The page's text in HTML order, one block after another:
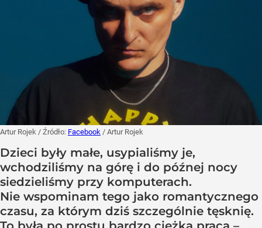
Artur Rojek / Źródło: Facebook / Artur Rojek
Dzieci były małe, usypialiśmy je,
wchodziliśmy na górę i do późnej nocy
siedzieliśmy przy komputerach.
Nie wspominam tego jako romantycznego
czasu, za którym dziś szczególnie tęsknię.